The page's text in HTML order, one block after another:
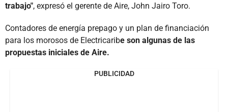
trabajo", expresó el gerente de Aire, John Jairo Toro.
Contadores de energía prepago y un plan de financiación
para los morosos de Electricaribe son algunas de las
propuestas iniciales de Aire.
PUBLICIDAD